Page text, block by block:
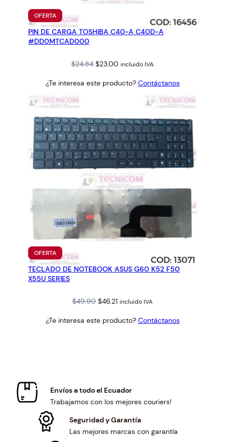
OFERTAPRODUCTO
EN
OFERTA
PIN DE CARGA TOSHIBA C40-A C40D-A
#DD0MTCAD000
$24.84 Original
was:
$23.00 Current
is:
incluido IVA
¿Te interesa este producto? Contáctanos
OFERTAPRODUCTO
EN
OFERTA
TECLADO DE NOTEBOOK ASUS G60 K52 F50
X55U SERIES
$49.90 Original
was:
$46.21Current
is:
incluido IVA
¿Te interesa este producto? Contáctanos
Envíos a todo el Ecuador
Trabajamos con los mejores couriers!
Seguridad y Garantía
Las mejores marcas con garantía